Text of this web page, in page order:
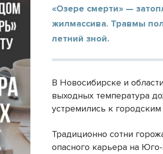
«Озере смерти» —
жилмассива. Травмы
летний зной.
В Новосибирске и
выходных температура
устремились к
Традиционно сотни
опасного карьера на